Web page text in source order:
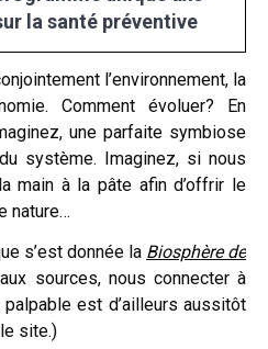
la santé préventive
l’environnement, la
Comment évoluer? En
une parfaite symbiose
système. Imaginez, si nous
main à la pâte afin d’offrir le
nature…
s’est donnée la Biosphère de
sources, nous connecter à
est d’ailleurs aussitôt
site.)